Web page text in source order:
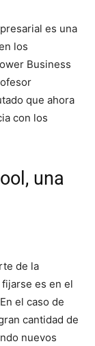
es una
los
Business
que ahora
con los
una
de la
es en el
el caso de
cantidad de
nuevos